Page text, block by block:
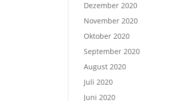
Dezember 2020
November 2020
Oktober 2020
September 2020
August 2020
Juli 2020
Juni 2020